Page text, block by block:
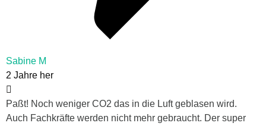
Sabine M
2 Jahre her
Paßt! Noch weniger CO2 das in die Luft geblasen wird.
Auch Fachkräfte werden nicht mehr gebraucht. Der super